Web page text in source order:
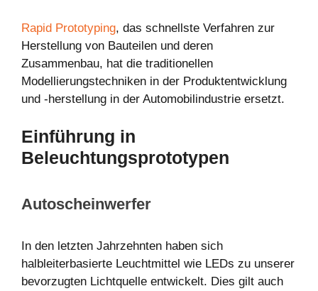
Rapid Prototyping, das schnellste Verfahren zur
Herstellung von Bauteilen und deren
Zusammenbau, hat die traditionellen
Modellierungstechniken in der Produktentwicklung
und -herstellung in der Automobilindustrie ersetzt.
Einführung in
Beleuchtungsprototypen
Autoscheinwerfer
In den letzten Jahrzehnten haben sich
halbleiterbasierte Leuchtmittel wie LEDs zu unserer
bevorzugten Lichtquelle entwickelt. Dies gilt auch